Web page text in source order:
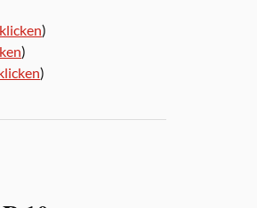
)
)
)